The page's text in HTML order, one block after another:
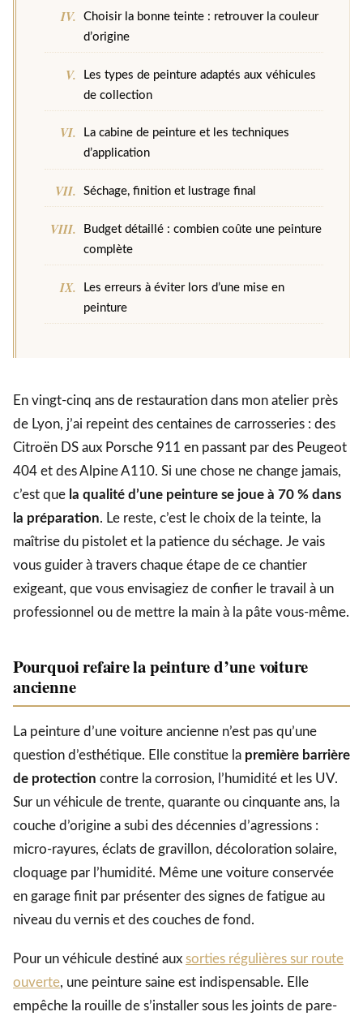
Choisir la bonne teinte : retrouver la couleur
d’origine
Les types de peinture adaptés aux véhicules
de collection
La cabine de peinture et les techniques
d’application
Séchage, finition et lustrage final
Budget détaillé : combien coûte une peinture
complète
Les erreurs à éviter lors d’une mise en
peinture
En vingt-cinq ans de restauration dans mon atelier près
de Lyon, j’ai repeint des centaines de carrosseries : des
Citroën DS aux Porsche 911 en passant par des Peugeot
404 et des Alpine A110. Si une chose ne change jamais,
c’est que la qualité d’une peinture se joue à 70 % dans
la préparation. Le reste, c’est le choix de la teinte, la
maîtrise du pistolet et la patience du séchage. Je vais
vous guider à travers chaque étape de ce chantier
exigeant, que vous envisagiez de confier le travail à un
professionnel ou de mettre la main à la pâte vous-même.
Pourquoi refaire la peinture d’une voiture
ancienne
La peinture d’une voiture ancienne n’est pas qu’une
question d’esthétique. Elle constitue la première barrière
de protection contre la corrosion, l’humidité et les UV.
Sur un véhicule de trente, quarante ou cinquante ans, la
couche d’origine a subi des décennies d’agressions :
micro-rayures, éclats de gravillon, décoloration solaire,
cloquage par l’humidité. Même une voiture conservée
en garage finit par présenter des signes de fatigue au
niveau du vernis et des couches de fond.
Pour un véhicule destiné aux sorties régulières sur route
ouverte, une peinture saine est indispensable. Elle
empêche la rouille de s’installer sous les joints de pare-